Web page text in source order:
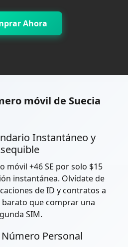
Ahora
móvil de Suecia
Instantáneo y
móvil +46 SE por solo $15
instantánea. Olvídate de
de ID y contratos a
barato que comprar una
SIM.
Personal